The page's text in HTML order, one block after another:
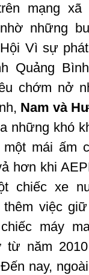
mạng
những
Vì sự
Quảng
chớm nở
Nam và
những khó
mái ấm
hơn khi
chiếc xe
thêm việc
máy
từ năm
nay,